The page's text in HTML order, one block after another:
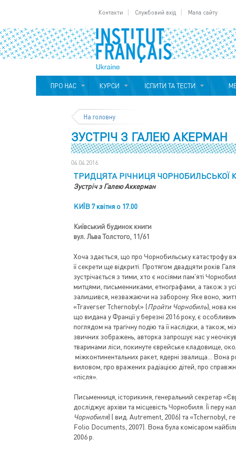
Контакти Службовий вхід Мапа сайту
ПРО НАС КУРСИ ІСПИТИ ТА ТЕСТИ
На головну
ЗУСТРІЧ З ГАЛЕЮ АКЕРМАН
04.04.2016
ТРИДЦЯТА РІЧНИЦЯ ЧОРНОБИЛЬСЬКОЇ
Зустріч з Галею Аккерман
KИЇВ 7 квітня о 17.00
Київський будинок книги
вул. Льва Толстого, 11/61
Хоча здається, що про Чорнобильську катастрофу
її секрети ще відкриті. Протягом двадцяти років
зустрічається з тими, хто є носіями пам'яті
митцями, письменниками, етнографами, а також з
залишився, незважаючи на заборону. Яке воно,
«Traverser Tchernobyl» (Пройти Чорнобиль), нова
що видана у Франції у березні 2016 року, є
поглядом на трагічну подію та її наслідки, а також,
звичних зображень, авторка запрошує нас у
тваринами ліси, покинуте єврейське кладовище,
міжконтинентальних ракет, ядерні звалища... Вона
виловом, про вражених радіацією дітей, про
«після».
Письменниця, історикиня, генеральний секретар
досліджує архіви та місцевість Чорнобиля. Її перу
Чорнобиля) ( вид. Autrement, 2006) та «Tchernobyl,
Folio Documents, 2007). Вона була комісаром
2006 р.